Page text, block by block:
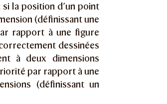
la position d’un point
(définissant une
rapport à une figure
dessinées
à deux dimensions
par rapport à une
(définissant un